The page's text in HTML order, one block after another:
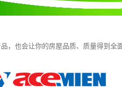
，也会让你的房屋品质、质量得到全